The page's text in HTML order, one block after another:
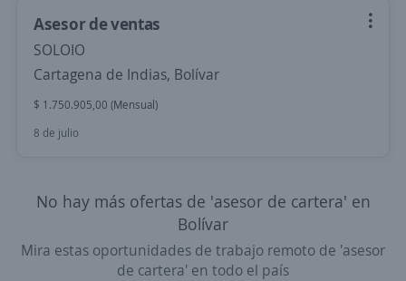
Asesor de ventas
SOLOIO
Cartagena de Indias, Bolívar
$ 1.750.905,00 (Mensual)
8 de julio
No hay más ofertas de 'asesor de cartera' en
Bolívar
Mira estas oportunidades de trabajo remoto de 'asesor
de cartera' en todo el país